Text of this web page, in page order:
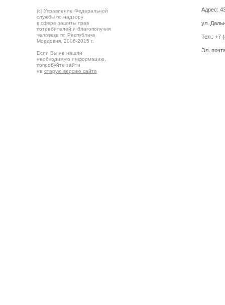
(c) Управление Федеральной
службы по надзору
в сфере защиты прав
потребителей и благополучия
человека по Республике
Мордовия, 2006-2015 г.
Если Вы не нашли
необходимую информацию,
попробуйте зайти
на старую версию сайта
Адрес:
ул.
Тел.: +7
Эл.